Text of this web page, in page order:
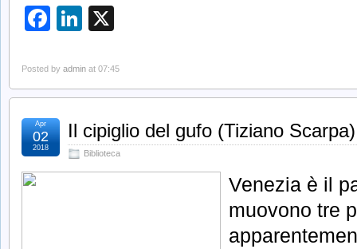
Facebook
LinkedIn
Posted by admin at 07:45
Il cipiglio del gufo (Tiziano Scarpa)
Biblioteca
Apr
02
2018
Venezia è il
muovono tre